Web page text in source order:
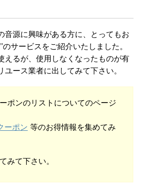
音源に興味がある方に、とってもお
サービスをご紹介いたしました。
えるが、使用しなくなったものが有
ユース業者に出してみて下さい。
ポンのリストについてのページ
ーポン 等のお得情報を集めてみ
みて下さい。